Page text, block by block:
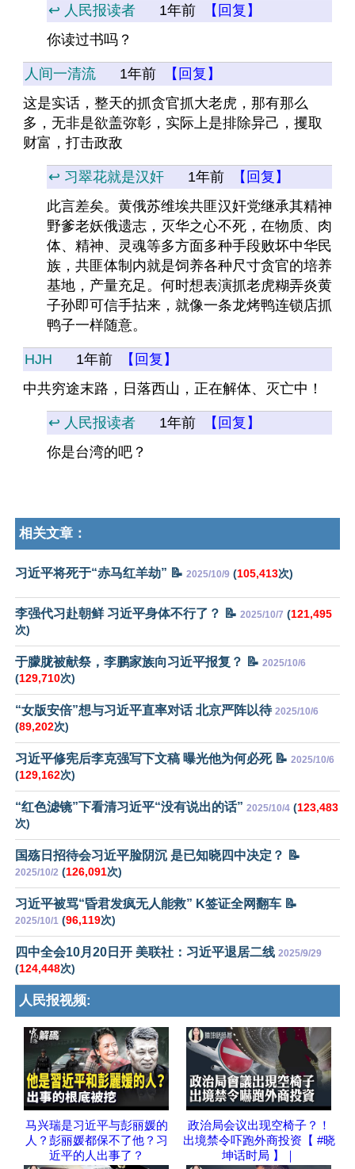
↩️ 人民报读者 1年前
【回复】
你读过书吗？
人间一清流 1年前
【回复】
这是实话，整天的抓贪官抓大老虎，那有那么
多，无非是欲盖弥彰，实际上是排除异己，攫取
财富，打击政敌
↩️ 习翠花就是汉奸 1年前
【回复】
此言差矣。黄俄苏维埃共匪汉奸党继承其精神
野爹老妖俄遗志，灭华之心不死，在物质、肉
体、精神、灵魂等多方面多种手段败坏中华民
族，共匪体制内就是饲养各种尺寸贪官的培养
基地，产量充足。何时想表演抓老虎糊弄炎黄
子孙即可信手拈来，就像一条龙烤鸭连锁店抓
鸭子一样随意。
HJH 1年前
【回复】
中共穷途末路，日落西山，正在解体、灭亡中！
↩️ 人民报读者 1年前
【回复】
你是台湾的吧？
相关文章：
习近平将死于“赤马红羊劫” 📝 2025/10/9 (105,413次)
李强代习赴朝鲜 习近平身体不行了？ 📝 2025/10/7 (121,495
次)
于朦胧被献祭，李鹏家族向习近平报复？ 📝 2025/10/6
(129,710次)
“女版安倍”想与习近平直率对话 北京严阵以待 2025/10/6
(89,202次)
习近平修宪后李克强写下文稿 曝光他为何必死 📝 2025/10/6
(129,162次)
“红色滤镜”下看清习近平“没有说出的话” 2025/10/4 (123,483
次)
国殇日招待会习近平脸阴沉 是已知晓四中决定？ 📝
2025/10/2 (126,091次)
习近平被骂“昏君发疯无人能救” K签证全网翻车 📝
2025/10/1 (96,119次)
四中全会10月20日开 美联社：习近平退居二线 2025/9/29
(124,448次)
人民报视频:
马兴瑞是习近平与彭丽媛的
人？彭丽媛都保不了他？习
近平的人出事了？
政治局会议出现空椅子？！
出境禁令吓跑外商投资【 #晓
坤话时局 】｜